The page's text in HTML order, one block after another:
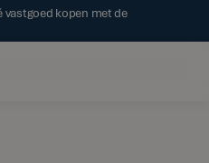
vastgoed kopen met de